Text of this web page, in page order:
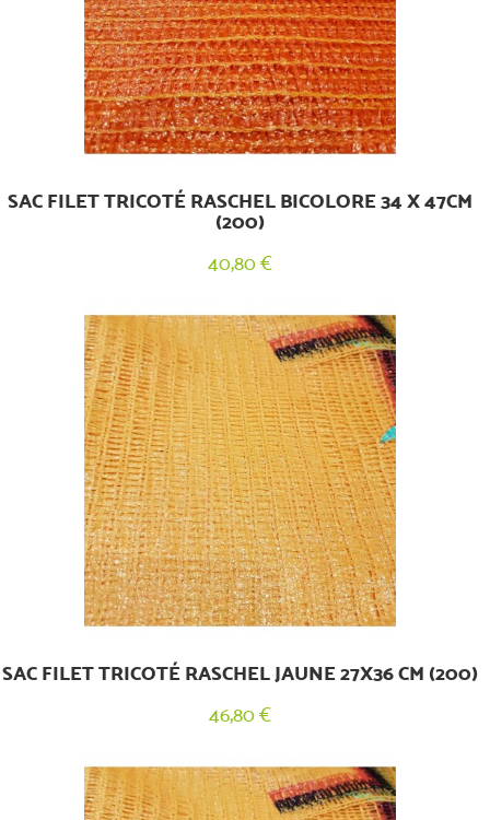
SAC FILET TRICOTÉ RASCHEL BICOLORE 34 X 47CM
(200)
40,80 €
SAC FILET TRICOTÉ RASCHEL JAUNE 27X36 CM (200)
46,80 €